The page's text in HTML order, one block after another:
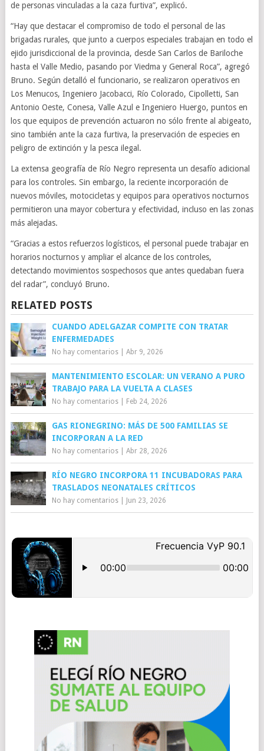
de personas vinculadas a la caza furtiva”, explicó.
“Hay que destacar el compromiso de todo el personal de las
brigadas rurales, que junto a cuerpos especiales trabajan en todo el
ejido jurisdiccional de la provincia, desde San Carlos de Bariloche
hasta el Valle Medio, pasando por Viedma y General Roca”, agregó
Bruno. Según detalló el funcionario, se realizaron operativos en
Los Menucos, Ingeniero Jacobacci, Río Colorado, Cipolletti, San
Antonio Oeste, Conesa, Valle Azul e Ingeniero Huergo, puntos en
los que equipos de prevención actuaron no sólo frente al abigeato,
sino también ante la caza furtiva, la preservación de especies en
peligro de extinción y la pesca ilegal.
La extensa geografía de Río Negro representa un desafío adicional
para los controles. Sin embargo, la reciente incorporación de
nuevos móviles, motocicletas y equipos para operativos nocturnos
permitieron una mayor cobertura y efectividad, incluso en las zonas
más alejadas.
“Gracias a estos refuerzos logísticos, el personal puede trabajar en
horarios nocturnos y ampliar el alcance de los controles,
detectando movimientos sospechosos que antes quedaban fuera
del radar”, concluyó Bruno.
RELATED POSTS
CUANDO ADELGAZAR COMPITE CON TRATAR
ENFERMEDADES
No hay comentarios| Abr 9, 2026
MANTENIMIENTO ESCOLAR: UN VERANO A PURO
TRABAJO PARA LA VUELTA A CLASES
No hay comentarios| Feb 24, 2026
GAS RIONEGRINO: MÁS DE 500 FAMILIAS SE
INCORPORAN A LA RED
No hay comentarios| Abr 28, 2026
RÍO NEGRO INCORPORA 11 INCUBADORAS PARA
TRASLADOS NEONATALES CRÍTICOS
No hay comentarios| Jun 23, 2026